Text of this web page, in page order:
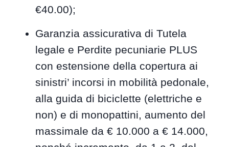
€40.00);
Garanzia assicurativa di Tutela
legale e Perdite pecuniarie PLUS
con estensione della copertura ai
sinistri’ incorsi in mobilità pedonale,
alla guida di biciclette (elettriche e
non) e di monopattini, aumento del
massimale da € 10.000 a € 14.000,